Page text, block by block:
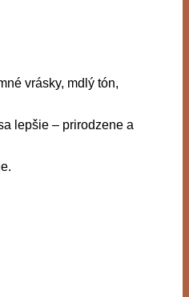
vrásky, mdlý tón,
lepšie – prirodzene a